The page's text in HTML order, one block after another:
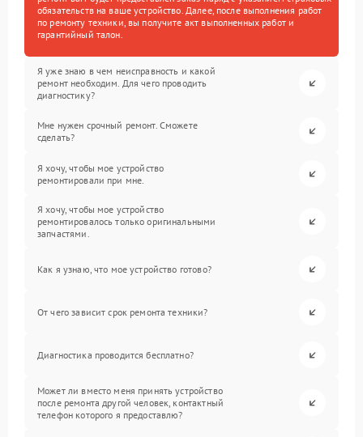
обязательств на ваше устройство. Далее, после выполнения работ
по ремонту техники, вы получите акт выполненных работ и
гарантийный талон.
Я уже знаю в чем неисправность и какой
ремонт необходим. Для чего проводить
диагностику?
Мне нужен срочный ремонт. Сможете
сделать?
Я хочу, чтобы мое устройство
ремонтировали при мне.
Я хочу, чтобы мое устройство
ремонтировалось только оригинальными
запчастями.
Как я узнаю, что мое устройство готово?
От чего зависит срок ремонта техники?
Диагностика проводится бесплатно?
Может ли вместо меня принять устройство
после ремонта другой человек, контактный
телефон которого я предоставлю?